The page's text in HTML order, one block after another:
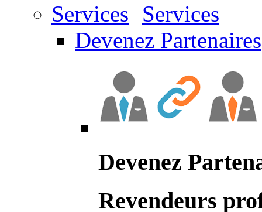
Services
Devenez Partenaires
Devenez
Revendeurs